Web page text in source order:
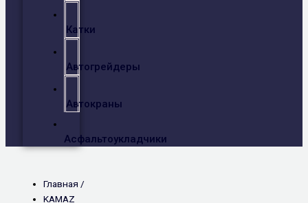
Катки
Автогрейдеры
Автокраны
Асфальтоукладчики
Главная /
KAMAZ